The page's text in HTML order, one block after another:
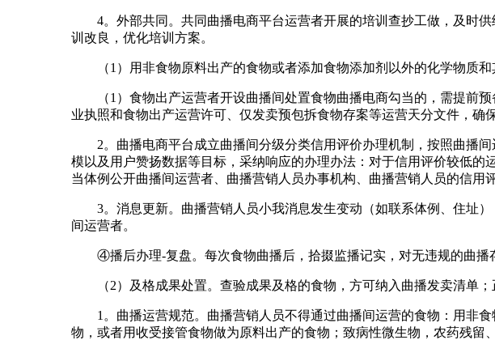
4。外部共同。共同曲播电商平台运营者开展的培训查抄工做，及时供
训改良，优化培训方案。
（1）用非食物原料出产的食物或者添加食物添加剂以外的化学物质和
（1）食物出产运营者开设曲播间处置食物曲播电商勾当的，需提前预
业执照和食物出产运营许可、仅发卖预包拆食物存案等运营天分文件，确
2。曲播电商平台成立曲播间分级分类信用评价办理机制，按照曲播间
模以及用户赞扬数据等目标，采纳响应的办理办法：对于信用评价较低
当体例公开曲播间运营者、曲播营销人员办事机构、曲播营销人员的信用
3。消息更新。曲播营销人员小我消息发生变动（如联系体例、住址）
间运营者。
④播后办理-复盘。每次食物曲播后，拾掇监播记实，对无违规的曲播
（2）及格成果处置。查验成果及格的食物，方可纳入曲播发卖清单；
1。曲播运营规范。曲播营销人员不得通过曲播间运营的食物：用非食
物，或者用收受接管食物做为原料出产的食物；致病性微生物，农药残